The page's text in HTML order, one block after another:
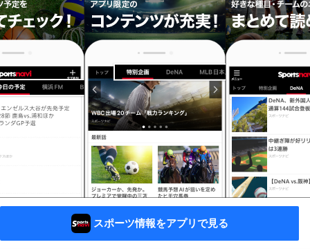
スポーツ情報をアプリで見る